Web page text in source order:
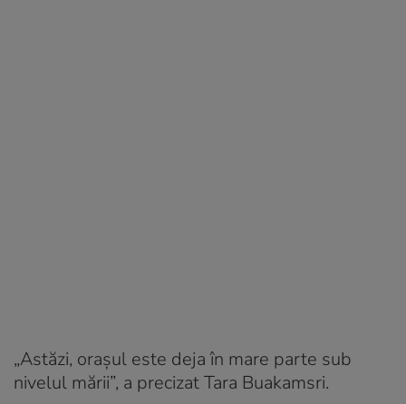
„Astăzi, oraşul este deja în mare parte sub
nivelul mării”, a precizat Tara Buakamsri.